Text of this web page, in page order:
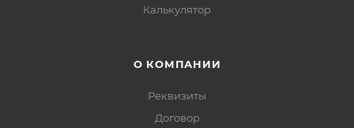
Калькулятор
О КОМПАНИИ
Реквизиты
Договор